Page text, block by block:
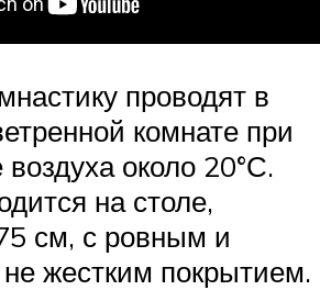
проводят в
комнате при
около 20°С.
на столе,
см, с ровным и
жестким покрытием.